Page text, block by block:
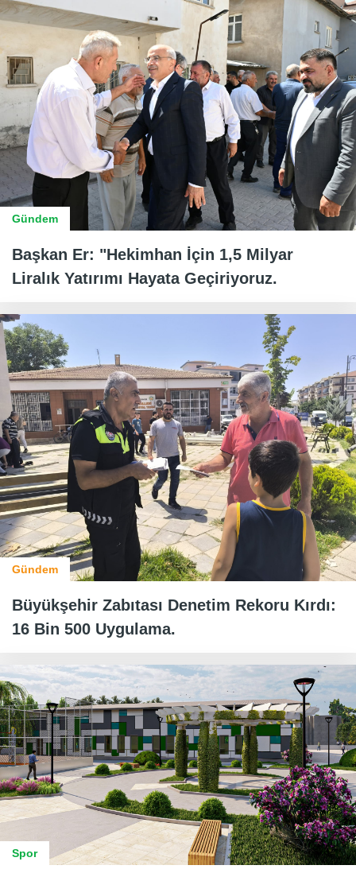
Gündem
Başkan Er: "Hekimhan İçin 1,5 Milyar
Liralık Yatırımı Hayata Geçiriyoruz.
Gündem
Büyükşehir Zabıtası Denetim Rekoru Kırdı:
16 Bin 500 Uygulama.
Spor